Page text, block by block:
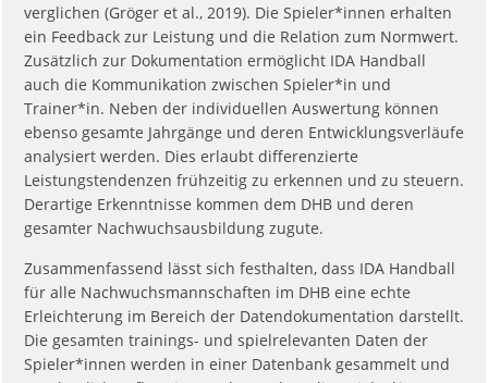
verglichen (Gröger et al., 2019). Die Spieler*innen erhalten
ein Feedback zur Leistung und die Relation zum Normwert.
Zusätzlich zur Dokumentation ermöglicht IDA Handball
auch die Kommunikation zwischen Spieler*in und
Trainer*in. Neben der individuellen Auswertung können
ebenso gesamte Jahrgänge und deren Entwicklungsverläufe
analysiert werden. Dies erlaubt differenzierte
Leistungstendenzen frühzeitig zu erkennen und zu steuern.
Derartige Erkenntnisse kommen dem DHB und deren
gesamter Nachwuchsausbildung zugute.
Zusammenfassend lässt sich festhalten, dass IDA Handball
für alle Nachwuchsmannschaften im DHB eine echte
Erleichterung im Bereich der Datendokumentation darstellt.
Die gesamten trainings- und spielrelevanten Daten der
Spieler*innen werden in einer Datenbank gesammelt und